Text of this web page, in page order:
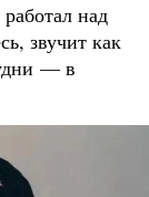
над
звучит как
— в